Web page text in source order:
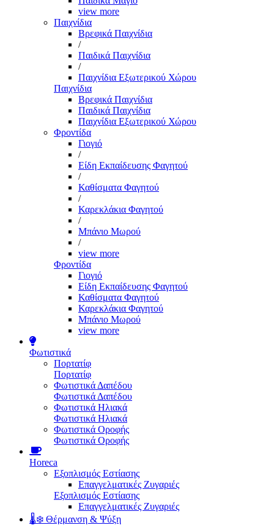
view more
Παιχνίδια
Βρεφικά Παιχνίδια
/
Παιδικά Παιχνίδια
/
Παιχνίδια Εξωτερικού Χώρου
Παιχνίδια
Βρεφικά Παιχνίδια
Παιδικά Παιχνίδια
Παιχνίδια Εξωτερικού Χώρου
Φροντίδα
Γιογιό
/
Είδη Εκπαίδευσης Φαγητού
/
Καθίσματα Φαγητού
/
Καρεκλάκια Φαγητού
/
Μπάνιο Μωρού
/
view more
Φροντίδα
Γιογιό
Είδη Εκπαίδευσης Φαγητού
Καθίσματα Φαγητού
Καρεκλάκια Φαγητού
Μπάνιο Μωρού
view more
Φωτιστικά
Πορτατίφ
Πορτατίφ
Φωτιστικά Δαπέδου
Φωτιστικά Δαπέδου
Φωτιστικά Ηλιακά
Φωτιστικά Ηλιακά
Φωτιστικά Οροφής
Φωτιστικά Οροφής
Horeca
Εξοπλισμός Εστίασης
Επαγγελματικές Ζυγαριές
Εξοπλισμός Εστίασης
Επαγγελματικές Ζυγαριές
🌡️❄️ Θέρμανση & Ψύξη